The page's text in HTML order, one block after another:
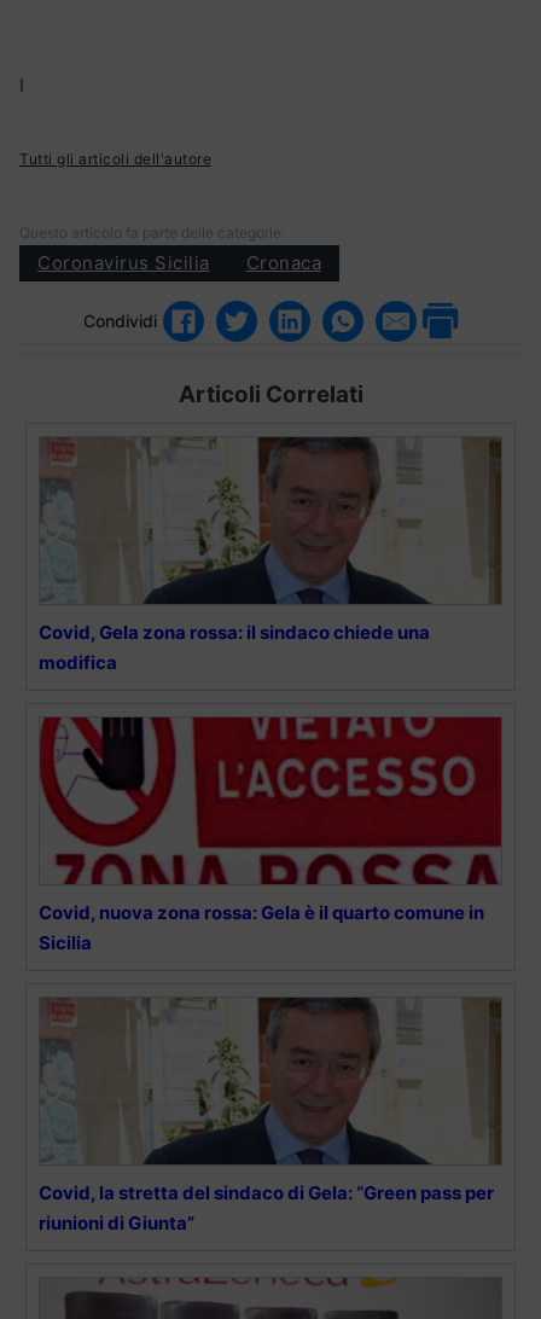
I
Tutti gli articoli dell'autore
Questo articolo fa parte delle categorie:
Coronavirus Sicilia Cronaca
Condividi
Articoli Correlati
Covid, Gela zona rossa: il sindaco chiede una
modifica
Covid, nuova zona rossa: Gela è il quarto comune in
Sicilia
Covid, la stretta del sindaco di Gela: “Green pass per
riunioni di Giunta”